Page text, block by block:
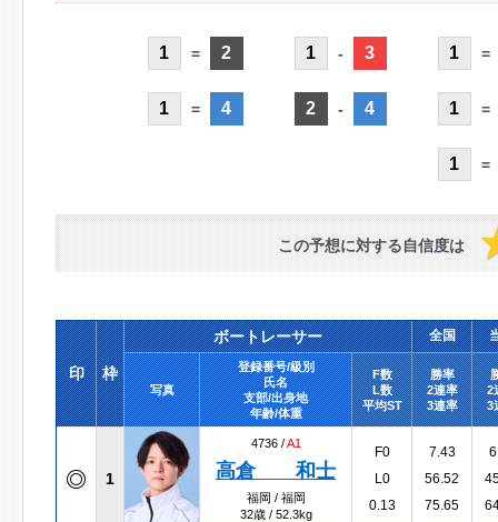
1 = 2
1 = 4
1 - 3
2 - 4
1 =
1 =
1 =
この予想に対する自信度は
印 枠
ボートレーサー 全国
写真
登録番号/級別
氏名
支部/出身地
年齢/体重
F数
L数
平均ST
勝率
2連率
3連率
2
3
1
4736 /A1
高倉 和士
福岡 / 福岡
32歳 / 52.3kg
F0
L0
0.13
7.43
56.52
75.65